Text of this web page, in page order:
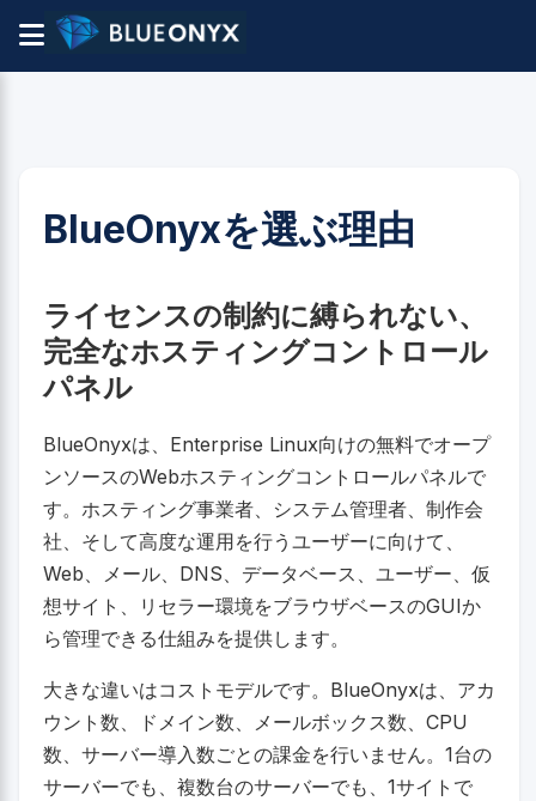
BlueOnyxを選ぶ理由
ライセンスの制約に縛られない、
完全なホスティングコントロール
パネル
BlueOnyxは、Enterprise Linux向けの無料でオープ
ンソースのWebホスティングコントロールパネルで
す。ホスティング事業者、システム管理者、制作会
社、そして高度な運用を行うユーザーに向けて、
Web、メール、DNS、データベース、ユーザー、仮
想サイト、リセラー環境をブラウザベースのGUIか
ら管理できる仕組みを提供します。
大きな違いはコストモデルです。BlueOnyxは、アカ
ウント数、ドメイン数、メールボックス数、CPU
数、サーバー導入数ごとの課金を行いません。1台の
サーバーでも、複数台のサーバーでも、1サイトで